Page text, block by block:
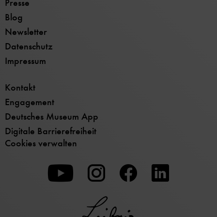
Presse
Blog
Newsletter
Datenschutz
Impressum
Kontakt
Engagement
Deutsches Museum App
Digitale Barrierefreiheit
Cookies verwalten
Zu
unserer
Youtube-
Seite
Zu
unserer
Instagram-
Seite
Zu
unserer